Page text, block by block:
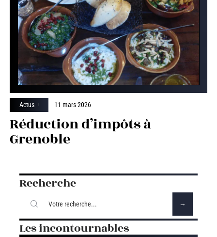
Actus 11 mars 2026
Réduction d’impôts à
Grenoble
Recherche
Les incontournables